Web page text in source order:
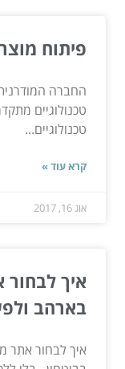
פיתוח
החברה
טכנולוגיים
טכנולוגיים...
קרא עוד »
אוג 16, 2017
איך
בארהב
איך לבחור אתר